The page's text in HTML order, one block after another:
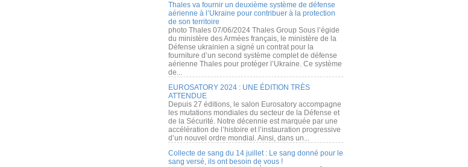
Thales va fournir un deuxième système de défense
aérienne à l’Ukraine pour contribuer à la protection
de son territoire
photo Thales 07/06/2024 Thales Group Sous l’égide
du ministère des Armées français, le ministère de la
Défense ukrainien a signé un contrat pour la
fourniture d’un second système complet de défense
aérienne Thales pour protéger l’Ukraine. Ce système
de...
EUROSATORY 2024 : UNE ÉDITION TRÈS
ATTENDUE
Depuis 27 éditions, le salon Eurosatory accompagne
les mutations mondiales du secteur de la Défense et
de la Sécurité. Notre décennie est marquée par une
accélération de l’histoire et l’instauration progressive
d’un nouvel ordre mondial. Ainsi, dans un...
Collecte de sang du 14 juillet : Le sang donné pour le
sang versé, ils ont besoin de vous !